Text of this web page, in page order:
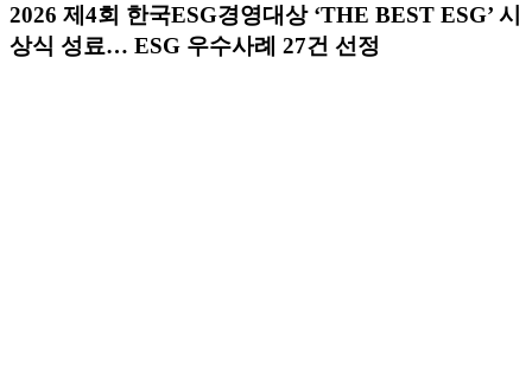
2026 제4회 한국ESG경영대상 ‘THE BEST ESG’ 시
상식 성료… ESG 우수사례 27건 선정